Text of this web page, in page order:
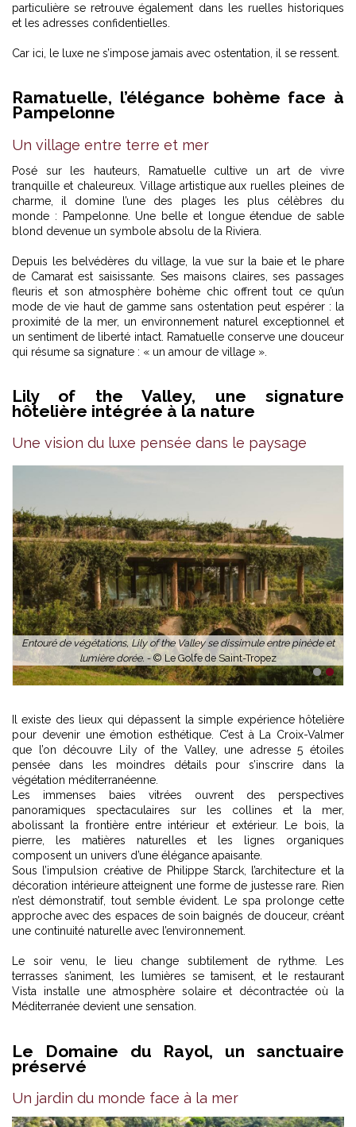
particulière se retrouve également dans les ruelles historiques
et les adresses confidentielles.
Car ici, le luxe ne s’impose jamais avec ostentation, il se ressent.
Ramatuelle, l’élégance bohème face à
Pampelonne
Un village entre terre et mer
Posé sur les hauteurs, Ramatuelle cultive un art de vivre
tranquille et chaleureux. Village artistique aux ruelles pleines de
charme, il domine l’une des plages les plus célèbres du
monde : Pampelonne. Une belle et longue étendue de sable
blond devenue un symbole absolu de la Riviera.
Depuis les belvédères du village, la vue sur la baie et le phare
de Camarat est saisissante. Ses maisons claires, ses passages
fleuris et son atmosphère bohème chic offrent tout ce qu’un
mode de vie haut de gamme sans ostentation peut espérer : la
proximité de la mer, un environnement naturel exceptionnel et
un sentiment de liberté intact. Ramatuelle conserve une douceur
qui résume sa signature : « un amour de village ».
Lily of the Valley, une signature
hôtelière intégrée à la nature
Une vision du luxe pensée dans le paysage
Entouré de végétations, Lily of the Valley se dissimule entre pinède et
lumière dorée. -© Le Golfe de Saint-Tropez
1 2
Il existe des lieux qui dépassent la simple expérience hôtelière
pour devenir une émotion esthétique. C’est à La Croix-Valmer
que l’on découvre Lily of the Valley, une adresse 5 étoiles
pensée dans les moindres détails pour s’inscrire dans la
végétation méditerranéenne.
Les immenses baies vitrées ouvrent des perspectives
panoramiques spectaculaires sur les collines et la mer,
abolissant la frontière entre intérieur et extérieur. Le bois, la
pierre, les matières naturelles et les lignes organiques
composent un univers d’une élégance apaisante.
Sous l’impulsion créative de Philippe Starck, l’architecture et la
décoration intérieure atteignent une forme de justesse rare. Rien
n’est démonstratif, tout semble évident. Le spa prolonge cette
approche avec des espaces de soin baignés de douceur, créant
une continuité naturelle avec l’environnement.
Le soir venu, le lieu change subtilement de rythme. Les
terrasses s’animent, les lumières se tamisent, et le restaurant
Vista installe une atmosphère solaire et décontractée où la
Méditerranée devient une sensation.
Le Domaine du Rayol, un sanctuaire
préservé
Un jardin du monde face à la mer